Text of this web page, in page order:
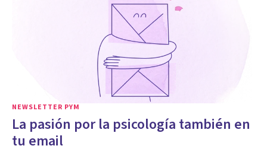
NEWSLETTER PYM
La pasión por la psicología también en
tu email